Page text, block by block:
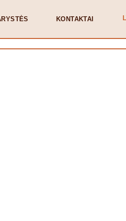
KONTAKTAI